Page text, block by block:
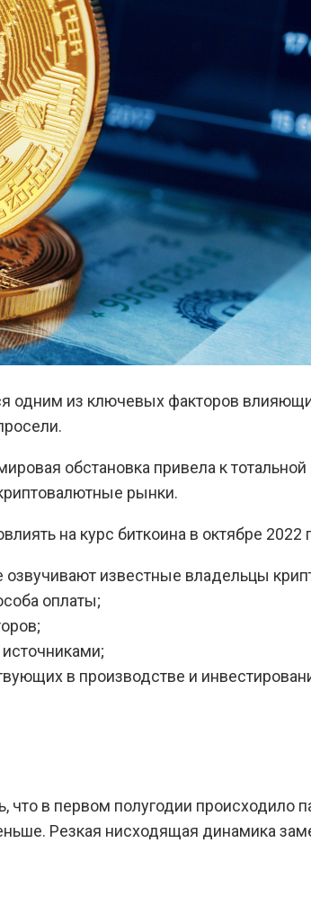
одним из ключевых факторов
обстановка привела к
рынки.
на курс биткоина в октябре
озвучивают известные владельцы
оплаты;
в производстве и
что в первом полугодии происходило
Резкая нисходящая динамика